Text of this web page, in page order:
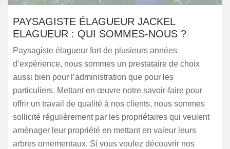
PAYSAGISTE ÉLAGUEUR JACKEL
ELAGUEUR : QUI SOMMES-NOUS ?
Paysagiste élagueur fort de plusieurs années
d’expérience, nous sommes un prestataire de choix
aussi bien pour l’administration que pour les
particuliers. Mettant en œuvre notre savoir-faire pour
offrir un travail de qualité à nos clients, nous sommes
sollicité régulièrement par les propriétaires qui veulent
aménager leur propriété en mettant en valeur leurs
arbres ornementaux. Si vous voulez découvrir nos